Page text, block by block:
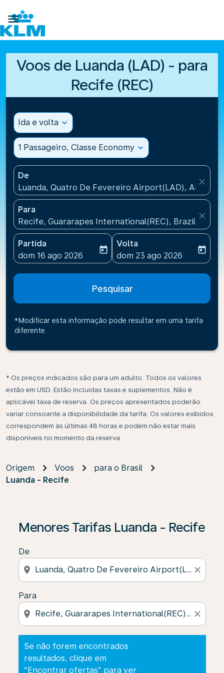

Voos de Luanda (LAD) - para
Recife (REC)
Ida e volta expand_more
1 Passageiro, Classe Economy expand_more
De
Luanda, Quatro De Fevereiro Airport(LAD), Angola
close
Para
Recife, Guararapes International(REC), Brazil
close
Partida
fc-booking-departure-date-aria-label
dom 16 ago 2026
today
Volta
fc-booking-return-date-
dom 23 ago 2026
today
Pesquisar
*Modificar esta informação pode resultar em uma tarifa
diferente
* Os preços indicados são para um adulto. Todos os valores
estão em USD. Estão incluídas taxas e suplementos. Não é
aplicável taxa de reserva. Os preços apresentados poderão
variar consoante a disponibilidade da tarifa. Os valores exibidos
correspondem às últimas 48 horas e podem não estar mais
disponíveis no momento da reserva.
Origem Voos
para o Brasil
Luanda - Recife
Menores Tarifas Luanda - Recife
De
location_on close
Para
location_on close
Se não forem encontrados
resultados, clique em
“Encontrar ofertas” para ver
Se não forem encontrados resultados, clique em